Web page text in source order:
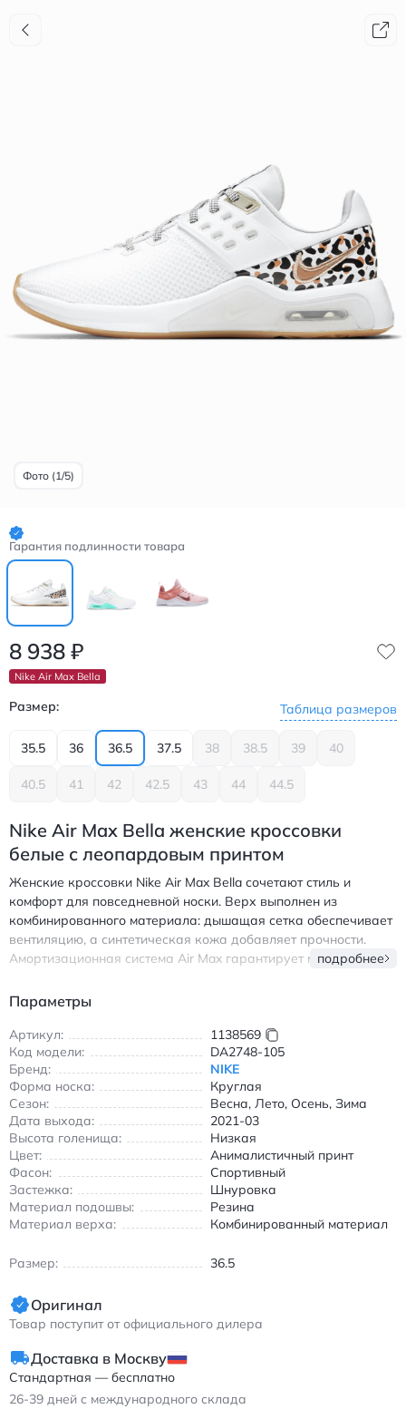
Фото (1/5)
Гарантия подлинности товара
8 938 ₽
Nike Air Max Bella
Размер: Таблица размеров
35.5 36 36.5 37.5 38 38.5 39 40
40.5 41 42 42.5 43 44 44.5
Nike Air Max Bella женские кроссовки
белые с леопардовым принтом
Женские кроссовки Nike Air Max Bella сочетают стиль и
комфорт для повседневной носки. Верх выполнен из
комбинированного материала: дышащая сетка обеспечивает
вентиляцию, а синтетическая кожа добавляет прочности.
Амортизационная система Air Max гарантирует мягкость шага
сцепление с любой поверхностью. Модель с круглым носком и
универсальному дизайну. Белая основа с леопардовым
принтом на заднике создает модный акцент, дополняя
повседневные образы. Легкие и износостойкие, эти кроссовки
идеальны для прогулок, занятий спортом и городских
активностей. Внутренняя отделка без подкладки
обеспечивает дополнительную воздухопроницаемость в
теплое время года. Найк Эйр Макс Белла женские кроссовки
белые с леопардовым принтом амортизация износостойкие
подробнее
Параметры
Артикул:
1138569
Код модели:
DA2748-105
Бренд:
NIKE
Форма носка:
Круглая
Сезон:
Весна, Лето, Осень, Зима
Дата выхода:
2021-03
Высота голенища:
Низкая
Цвет:
Анималистичный принт
Фасон:
Спортивный
Застежка:
Шнуровка
Материал подошвы:
Резина
Материал верха:
Комбинированный материал
Размер: 36.5
Оригинал
Товар поступит от официального дилера
Доставка в Москву
Стандартная — бесплатно
26-39 дней с международного склада